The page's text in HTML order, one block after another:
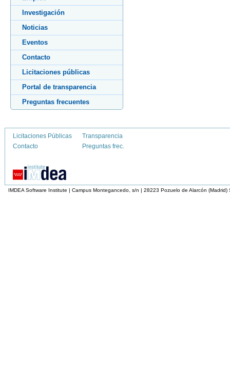
Investigación
Noticias
Eventos
Contacto
Licitaciones públicas
Portal de transparencia
Preguntas frecuentes
Licitaciones Públicas
Contacto
Transparencia
Preguntas frec.
IMDEA Software Institute | Campus Montegancedo, s/n | 28223 Pozuelo de Alarcón (Madrid)